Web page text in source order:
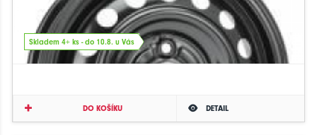
Skladem 4+ ks - do 10.8. u Vás
DO KOŠÍKU DETAIL